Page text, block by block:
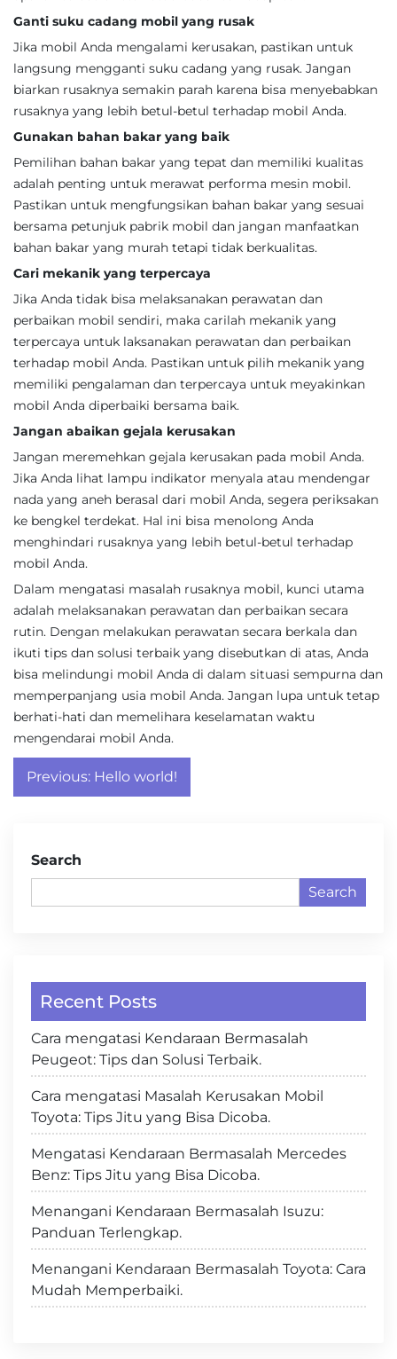
Ganti suku cadang mobil yang rusak
Jika mobil Anda mengalami kerusakan, pastikan untuk
langsung mengganti suku cadang yang rusak. Jangan
biarkan rusaknya semakin parah karena bisa menyebabkan
rusaknya yang lebih betul-betul terhadap mobil Anda.
Gunakan bahan bakar yang baik
Pemilihan bahan bakar yang tepat dan memiliki kualitas
adalah penting untuk merawat performa mesin mobil.
Pastikan untuk mengfungsikan bahan bakar yang sesuai
bersama petunjuk pabrik mobil dan jangan manfaatkan
bahan bakar yang murah tetapi tidak berkualitas.
Cari mekanik yang terpercaya
Jika Anda tidak bisa melaksanakan perawatan dan
perbaikan mobil sendiri, maka carilah mekanik yang
terpercaya untuk laksanakan perawatan dan perbaikan
terhadap mobil Anda. Pastikan untuk pilih mekanik yang
memiliki pengalaman dan terpercaya untuk meyakinkan
mobil Anda diperbaiki bersama baik.
Jangan abaikan gejala kerusakan
Jangan meremehkan gejala kerusakan pada mobil Anda.
Jika Anda lihat lampu indikator menyala atau mendengar
nada yang aneh berasal dari mobil Anda, segera periksakan
ke bengkel terdekat. Hal ini bisa menolong Anda
menghindari rusaknya yang lebih betul-betul terhadap
mobil Anda.
Dalam mengatasi masalah rusaknya mobil, kunci utama
adalah melaksanakan perawatan dan perbaikan secara
rutin. Dengan melakukan perawatan secara berkala dan
ikuti tips dan solusi terbaik yang disebutkan di atas, Anda
bisa melindungi mobil Anda di dalam situasi sempurna dan
memperpanjang usia mobil Anda. Jangan lupa untuk tetap
berhati-hati dan memelihara keselamatan waktu
mengendarai mobil Anda.
Post
navigation
Previous: Hello world!
Search
Search
Recent Posts
Cara mengatasi Kendaraan Bermasalah
Peugeot: Tips dan Solusi Terbaik.
Cara mengatasi Masalah Kerusakan Mobil
Toyota: Tips Jitu yang Bisa Dicoba.
Mengatasi Kendaraan Bermasalah Mercedes
Benz: Tips Jitu yang Bisa Dicoba.
Menangani Kendaraan Bermasalah Isuzu:
Panduan Terlengkap.
Menangani Kendaraan Bermasalah Toyota: Cara
Mudah Memperbaiki.